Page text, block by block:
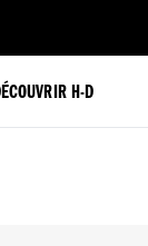
H-D